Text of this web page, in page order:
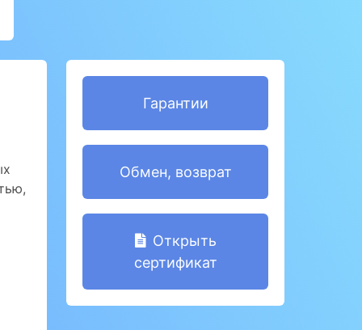
Гарантии
Обмен, возврат
Открыть
сертификат